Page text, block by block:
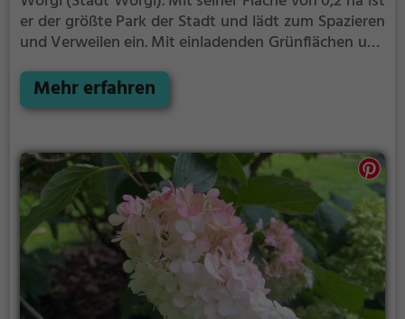
er der größte Park der Stadt und lädt zum Spazieren
und Verweilen ein.Mit einladenden Grünflächen und
zahlreiche Möglichkeiten zur Entspannung.
Mehr erfahren